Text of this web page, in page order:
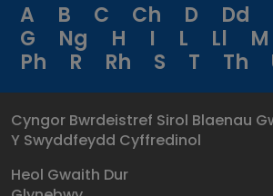
A
B C Ch D Dd
G
Ng H I L Ll M
Ph
R Rh S T Th
Cyngor Bwrdeistref Sirol Blaenau
Y Swyddfeydd Cyffredinol
Heol Gwaith Dur